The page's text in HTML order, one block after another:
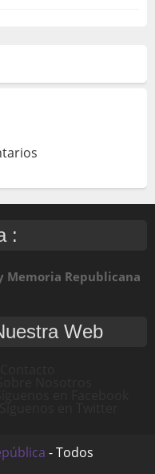
:
Memoria Republicana
Web
- Todos